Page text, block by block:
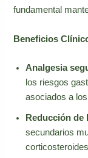
fundamental
Beneficios
Analgesia
los riesgos
asociados a
Reducción de
secundarios